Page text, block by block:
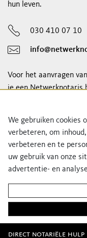
We gebruiken cookies
verbeteren, om
verbeteren en te
uw gebruik van onze
advertentie- en
hun leven.
030 410 07 10
Voor het aanvragen
je een Netwerknotaris
notaris vinden
Schrijf je in voor onze
direct notariële hulp